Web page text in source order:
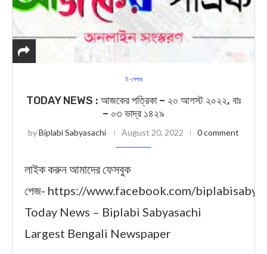
ই-পেপার
TODAY NEWS : আজকের পত্রিকা – ২০ আগস্ট ২০২২, বাঃ
– ০৩ ভাদ্র ১৪২৯
byBiplabi Sabyasachi August 20, 2022 0 comment
লাইক করুন আমাদের ফেসবুক
পেজ- https://www.facebook.com/
Today News – Biplabi Sabyasachi
Largest Bengali Newspaper